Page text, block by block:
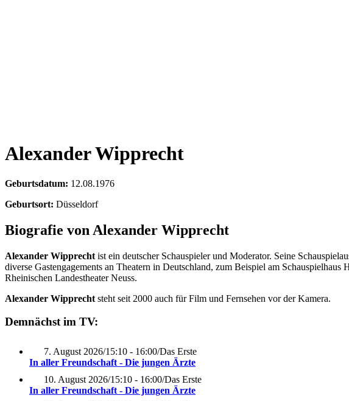
Alexander Wipprecht
Geburtsdatum: 12.08.1976
Geburtsort: Düsseldorf
Biografie von Alexander Wipprecht
Alexander Wipprecht ist ein deutscher Schauspieler und Moderator. Seine
diverse Gastengagements an Theatern in Deutschland, zum Beispiel am
Rheinischen Landestheater Neuss.
Alexander Wipprecht steht seit 2000 auch für Film und Fernsehen vor der Kamera.
Demnächst im TV:
7. August 2026/15:10 - 16:00/Das Erste
In aller Freundschaft - Die jungen Ärzte
10. August 2026/15:10 - 16:00/Das Erste
In aller Freundschaft - Die jungen Ärzte